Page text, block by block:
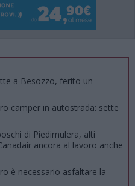
a Besozzo, ferito un
camper in autostrada: sette
di Piedimulera, alti
ancora al lavoro anche
è necessario asfaltare la